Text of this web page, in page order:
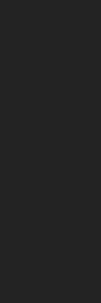
trên gương
tai kim tiền
của món trang
những đồng
nhấn cho đôi
nghệ nhân kim
bông tai này
được chế tác
vẻ đẹp sang
còn mang lại
thích hợp sử
những bữa
BTP164